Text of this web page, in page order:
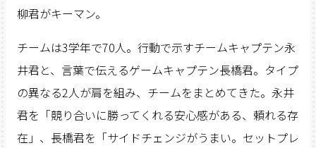
柳君がキーマン。
チームは3学年で70人。行動で示すチームキャプテン永
井君と、言葉で伝えるゲームキャプテン長橋君。タイプ
の異なる2人が肩を組み、チームをまとめてきた。永井
君を「競り合いに勝ってくれる安心感がある、頼れる存
在」、長橋君を「サイドチェンジがうまい。セットプレ